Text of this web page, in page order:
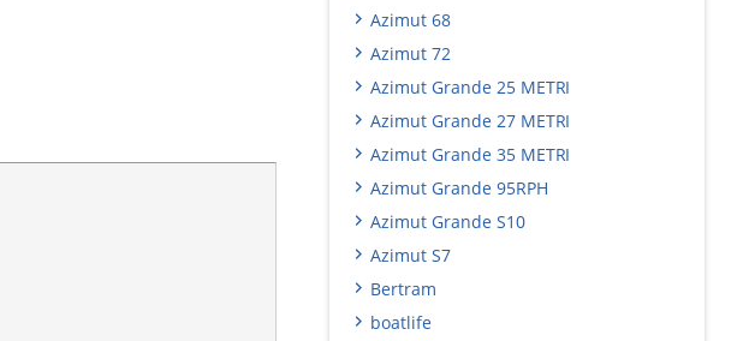
Azimut 68
Azimut 72
Azimut Grande 25 METRI
Azimut Grande 27 METRI
Azimut Grande 35 METRI
Azimut Grande 95RPH
Azimut Grande S10
Azimut S7
Bertram
boatlife